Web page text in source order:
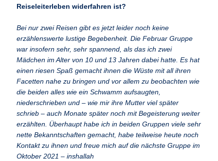
Reiseleiterleben widerfahren ist?
Bei nur zwei Reisen gibt es jetzt leider noch keine
erzählenswerte lustige Begebenheit. Die Februar Gruppe
war insofern sehr, sehr spannend, als das ich zwei
Mädchen im Alter von 10 und 13 Jahren dabei hatte. Es hat
einen riesen Spaß gemacht ihnen die Wüste mit all ihren
Facetten nahe zu bringen und vor allem zu beobachten wie
die beiden alles wie ein Schwamm aufsaugten,
niederschrieben und – wie mir ihre Mutter viel später
schrieb – auch Monate später noch mit Begeisterung weiter
erzählten. Überhaupt habe ich in beiden Gruppen viele sehr
nette Bekanntschaften gemacht, habe teilweise heute noch
Kontakt zu ihnen und freue mich auf die nächste Gruppe im
Oktober 2021 – inshallah